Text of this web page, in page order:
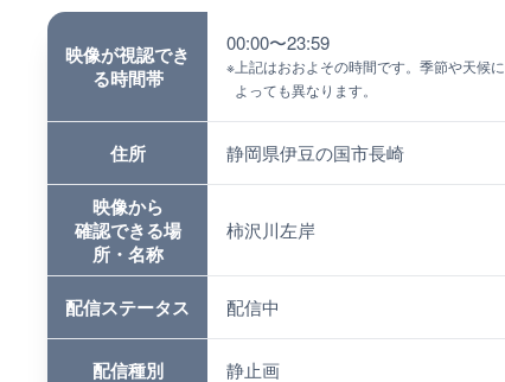
映像が視認でき
る時間帯
00:00〜23:59
※ 上記はおおよその時間です。季節や天候に
よっても異なります。
住所 静岡県伊豆の国市長崎
映像から
確認できる場
所・名称
柿沢川左岸
配信ステータス 配信中
配信種別 静止画